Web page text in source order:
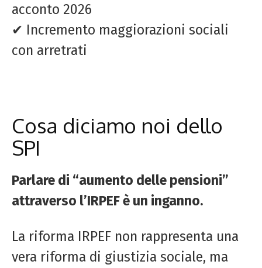
acconto 2026
✔ Incremento maggiorazioni sociali
con arretrati
Cosa diciamo noi dello
SPI
Parlare di “aumento delle pensioni”
attraverso l’IRPEF è un inganno.
La riforma IRPEF non rappresenta una
vera riforma di giustizia sociale, ma